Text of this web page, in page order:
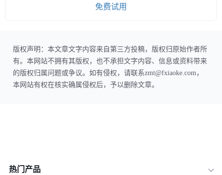
免费试用
版权声明：本文章文字内容来自第三方投稿，版权归原始作者所
有。本网站不拥有其版权，也不承担文字内容、信息或资料带来
的版权归属问题或争议。如有侵权，请联系zmt@fxiaoke.com，
本网站有权在核实确属侵权后，予以删除文章。
热门产品